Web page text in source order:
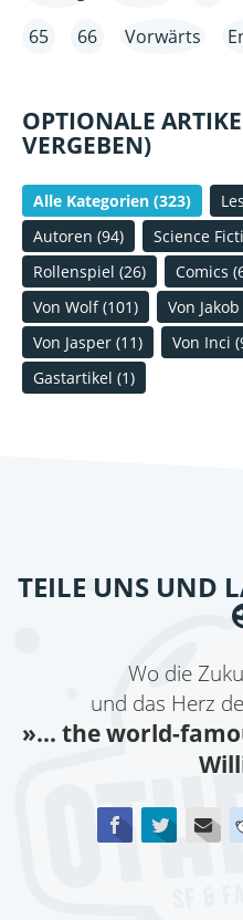
65
66 Vorwärts
OPTIONALE
VERGEBEN)
Alle Kategorien (323)
Autoren (94) Science
Rollenspiel (26) Comics
Von Wolf (101) Von Jakob
Von Jasper (11) Von Inci
Gastartikel (1)
TEILE UNS UND
Wo die
und das Herz
»... the world-
FacebookTwitter